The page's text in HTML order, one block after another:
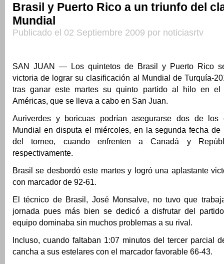
Brasil y Puerto Rico a un triunfo del
Mundial
Publicado el 02 Septiembre 2009 por noticiasrtv
SAN JUAN — Los quintetos de Brasil y Puerto Rico
victoria de lograr su clasificación al Mundial de Turquía-
tras ganar este martes su quinto partido al hilo en el
Américas, que se lleva a cabo en San Juan.
Auriverdes y boricuas podrían asegurarse dos de los
Mundial en disputa el miércoles, en la segunda fecha de
del torneo, cuando enfrenten a Canadá y
respectivamente.
Brasil se desbordó este martes y logró una aplastante
con marcador de 92-61.
El técnico de Brasil, José Monsalve, no tuvo que
jornada pues más bien se dedicó a disfrutar del
equipo dominaba sin muchos problemas a su rival.
Incluso, cuando faltaban 1:07 minutos del tercer parcial
cancha a sus estelares con el marcador favorable 66-43.